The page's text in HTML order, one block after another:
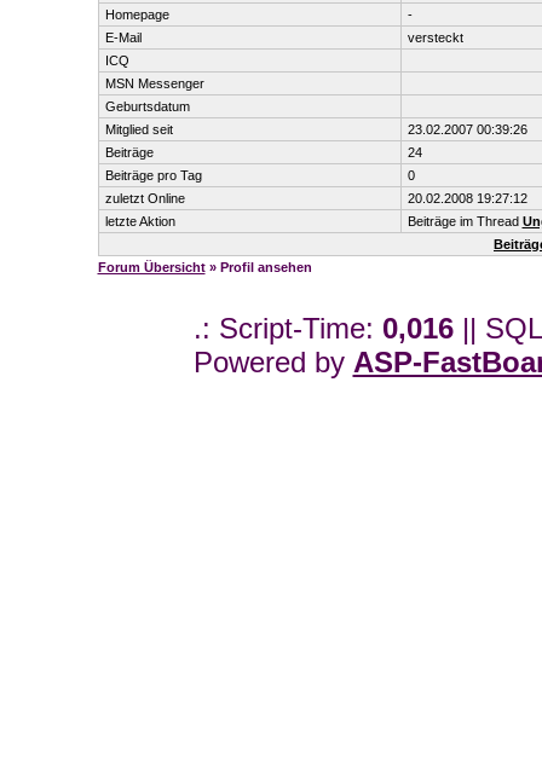
Homepage
-
E-Mail
versteckt
ICQ
MSN Messenger
Geburtsdatum
Mitglied seit
23.02.2007 00:39:26
Beiträge
24
Beiträge pro Tag
0
zuletzt Online
20.02.2008 19:27:12
letzte Aktion
Beiträge im Thread
Forum Übersicht» Profil ansehen
.: Script-Time: 0,016||
Powered by ASP-